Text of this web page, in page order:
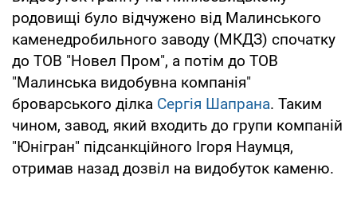
родовищі було відчужено від Малинського
каменедробильного заводу (МКДЗ) спочатку
до ТОВ "Новел Пром", а потім до ТОВ
"Малинська видобувна компанія"
броварського ділка Сергія Шапрана. Таким
чином, завод, який входить до групи компаній
"Юнігран" підсанкційного Ігоря Наумця,
отримав назад дозвіл на видобуток каменю.